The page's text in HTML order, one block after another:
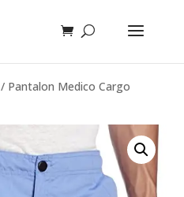
/ Pantalon Medico Cargo